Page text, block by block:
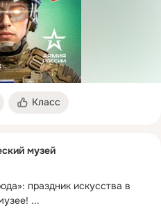
Класс
музей
праздник искусства в
...